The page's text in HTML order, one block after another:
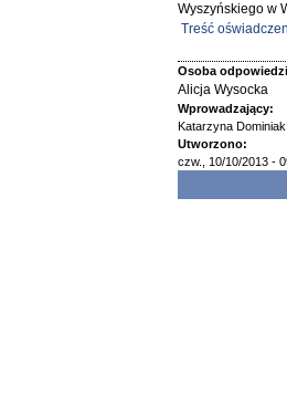
Wyszyńskiego w
Treść
Osoba
Alicja Wysocka
Wprowadzający:
Katarzyna Dominiak
Utworzono:
czw., 10/10/2013 -